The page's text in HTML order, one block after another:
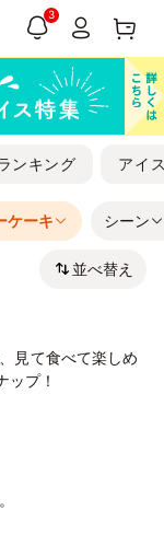
3
ンキング アイ
ケーキ シーン
並べ替え
見て食べて楽しめ
プ！